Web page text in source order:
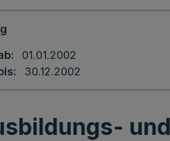
01.01.2002
30.12.2002